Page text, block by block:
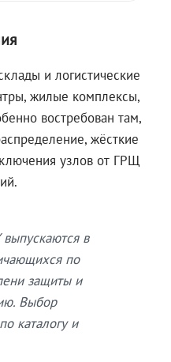
и логистические
жилые комплексы,
востребован там,
жёсткие
узлов от ГРЩ
в
по
защиты и
Выбор
каталогу и